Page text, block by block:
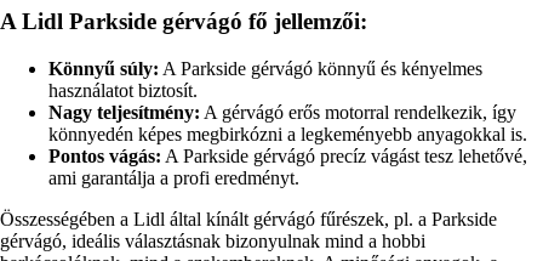
A Lidl Parkside gérvágó fő jellemzői:
Könnyű súly: A Parkside gérvágó könnyű és kényelmes
használatot biztosít.
Nagy teljesítmény: A gérvágó erős motorral rendelkezik, így
könnyedén képes megbirkózni a legkeményebb anyagokkal is.
Pontos vágás: A Parkside gérvágó precíz vágást tesz lehetővé,
ami garantálja a profi eredményt.
Összességében a Lidl által kínált gérvágó fűrészek, pl. a Parkside
gérvágó, ideális választásnak bizonyulnak mind a hobbi